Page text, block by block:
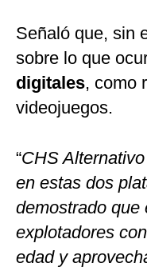
Señaló que, sin
sobre lo que
digitales, como
videojuegos.
“CHS
en estas dos
demostrado que
explotadores
edad y